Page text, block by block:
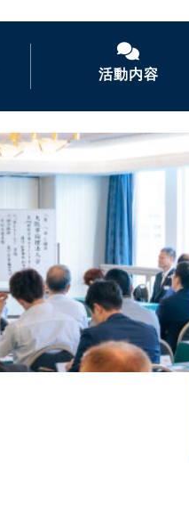
活動内容
経営者モーニン
活力朝礼の推進
倫理経営講演会
ナイトセミナー・
者の集い
後継者倫理塾